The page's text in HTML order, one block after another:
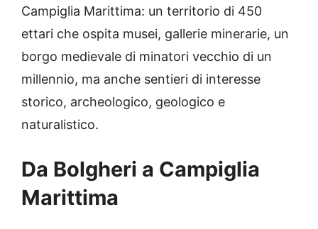
Campiglia Marittima: un territorio di 450
ettari che ospita musei, gallerie minerarie, un
borgo medievale di minatori vecchio di un
millennio, ma anche sentieri di interesse
storico, archeologico, geologico e
naturalistico.
Da Bolgheri a Campiglia
Marittima